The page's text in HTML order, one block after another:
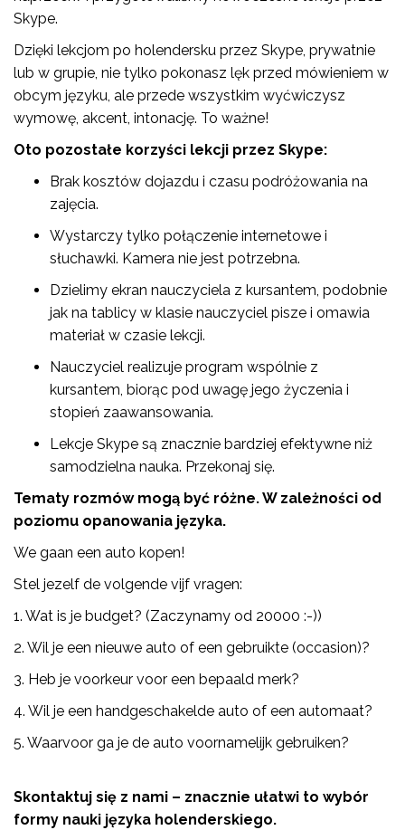
Skype.
Dzięki lekcjom po holendersku przez Skype, prywatnie
lub w grupie, nie tylko pokonasz lęk przed mówieniem w
obcym języku, ale przede wszystkim wyćwiczysz
wymowę, akcent, intonację. To ważne!
Oto pozostałe korzyści lekcji przez Skype:
Brak kosztów dojazdu i czasu podróżowania na
zajęcia.
Wystarczy tylko połączenie internetowe i
słuchawki. Kamera nie jest potrzebna.
Dzielimy ekran nauczyciela z kursantem, podobnie
jak na tablicy w klasie nauczyciel pisze i omawia
materiał w czasie lekcji.
Nauczyciel realizuje program wspólnie z
kursantem, biorąc pod uwagę jego życzenia i
stopień zaawansowania.
Lekcje Skype są znacznie bardziej efektywne niż
samodzielna nauka. Przekonaj się.
Tematy rozmów mogą być różne. W zależności od
poziomu opanowania języka.
We gaan een auto kopen!
Stel jezelf de volgende vijf vragen:
1. Wat is je budget? (Zaczynamy od 20000 :-))
2. Wil je een nieuwe auto of een gebruikte (occasion)?
3. Heb je voorkeur voor een bepaald merk?
4. Wil je een handgeschakelde auto of een automaat?
5. Waarvoor ga je de auto voornamelijk gebruiken?
Skontaktuj się z nami – znacznie ułatwi to wybór
formy nauki języka holenderskiego.